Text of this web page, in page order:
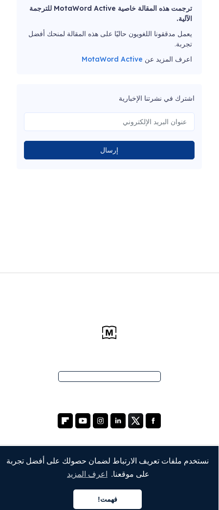
نستخدم ملفات تعريف الارتباط لضمان حصولك على أفضل تجربة
على موقعنا.
اعرف المزيد
فهمت!
ترجمت هذه المقالة خاصية MotaWord Active للترجمة
الآلية.
يعمل مدققونا اللغويون حاليًا على هذه المقالة لمنحك أفضل
تجربة.
اعرف المزيد عن MotaWord Active
اشترك في نشرتنا الإخبارية
إرسال
الشركة
خدماتنا
العربية